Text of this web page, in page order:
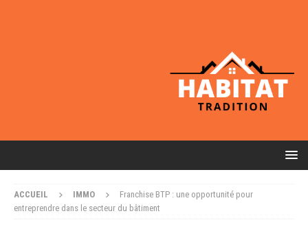
ACCUEIL IMMO
Franchise BTP : une opportunité pour
entreprendre dans le secteur du bâtiment